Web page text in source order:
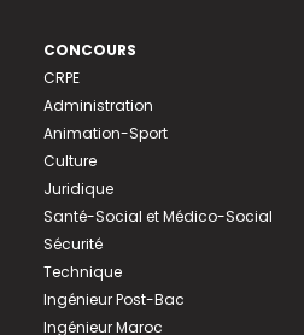
CONCOURS
CRPE
Administration
Animation-Sport
Culture
Juridique
Santé-Social et Médico-Social
Sécurité
Technique
Ingénieur Post-Bac
Ingénieur Maroc